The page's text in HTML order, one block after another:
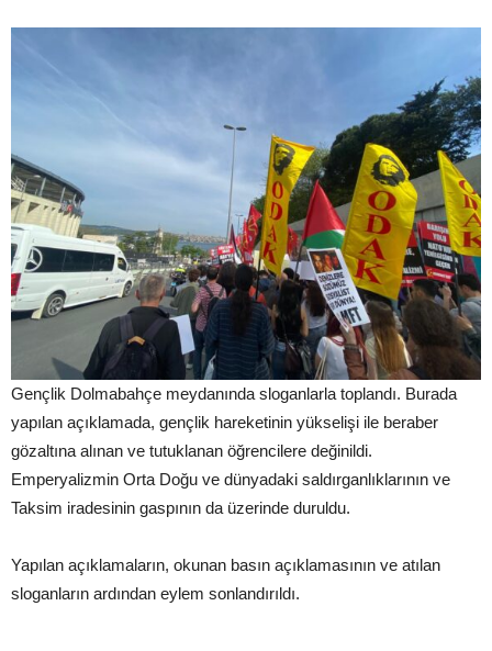
Gençlik Dolmabahçe meydanında sloganlarla toplandı. Burada
yapılan açıklamada, gençlik hareketinin yükselişi ile beraber
gözaltına alınan ve tutuklanan öğrencilere değinildi.
Emperyalizmin Orta Doğu ve dünyadaki saldırganlıklarının ve
Taksim iradesinin gaspının da üzerinde duruldu.
Yapılan açıklamaların, okunan basın açıklamasının ve atılan
sloganların ardından eylem sonlandırıldı.